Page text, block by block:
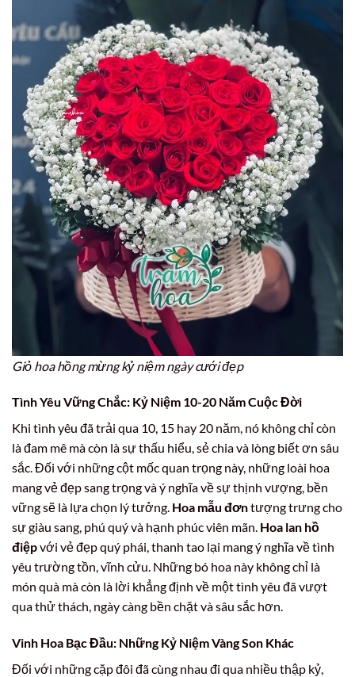
Giỏ hoa hồng mừng kỷ niệm ngày cưới đẹp
Tình Yêu Vững Chắc: Kỷ Niệm 10-20 Năm Cuộc Đời
Khi tình yêu đã trải qua 10, 15 hay 20 năm, nó không chỉ còn
là đam mê mà còn là sự thấu hiểu, sẻ chia và lòng biết ơn sâu
sắc. Đối với những cột mốc quan trọng này, những loài hoa
mang vẻ đẹp sang trọng và ý nghĩa về sự thịnh vượng, bền
vững sẽ là lựa chọn lý tưởng. Hoa mẫu đơntượng trưng cho
sự giàu sang, phú quý và hạnh phúc viên mãn. Hoa lan hồ
điệpvới vẻ đẹp quý phái, thanh tao lại mang ý nghĩa về tình
yêu trường tồn, vĩnh cửu. Những bó hoa này không chỉ là
món quà mà còn là lời khẳng định về một tình yêu đã vượt
qua thử thách, ngày càng bền chặt và sâu sắc hơn.
Vinh Hoa Bạc Đầu: Những Kỷ Niệm Vàng Son Khác
Đối với những cặp đôi đã cùng nhau đi qua nhiều thập kỷ,